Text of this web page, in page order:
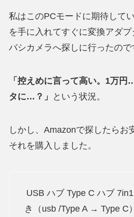
私はこのPCモードに期待して
を手に入れてすぐに変換アダ
バシカメラへ探しに行ったの
「控えめに言って高い。1万
タに…？」
という状況。
しかし、Amazonで探したらお
それを購入しました。
USB ハブ Type C ハブ
き（usb /Type A → Type C